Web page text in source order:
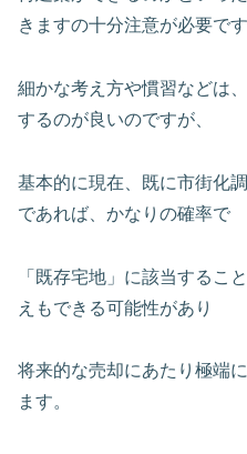
きますの十分注意が必要です
細かな考え方や慣習などは
するのが良いのですが、
基本的に現在、既に市街化
であれば、かなりの確率で
「既存宅地」に該当するこ
えもできる可能性があり
将来的な売却にあたり極端
ます。